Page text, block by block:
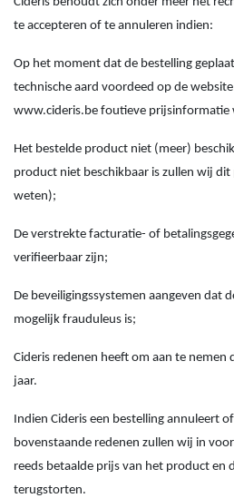
te accepteren of te annuleren indien:
Op het moment dat de bestelling
technische aard voordeed op de
www.cideris.be foutieve prijsinformatie
Het bestelde product niet (meer)
product niet beschikbaar is zullen wij
weten);
De verstrekte facturatie- of
verifieerbaar zijn;
De beveiligingssystemen aangeven dat
mogelijk frauduleus is;
Cideris redenen heeft om aan te nemen
jaar.
Indien Cideris een bestelling annuleert
bovenstaande redenen zullen wij in
reeds betaalde prijs van het product en
terugstorten.